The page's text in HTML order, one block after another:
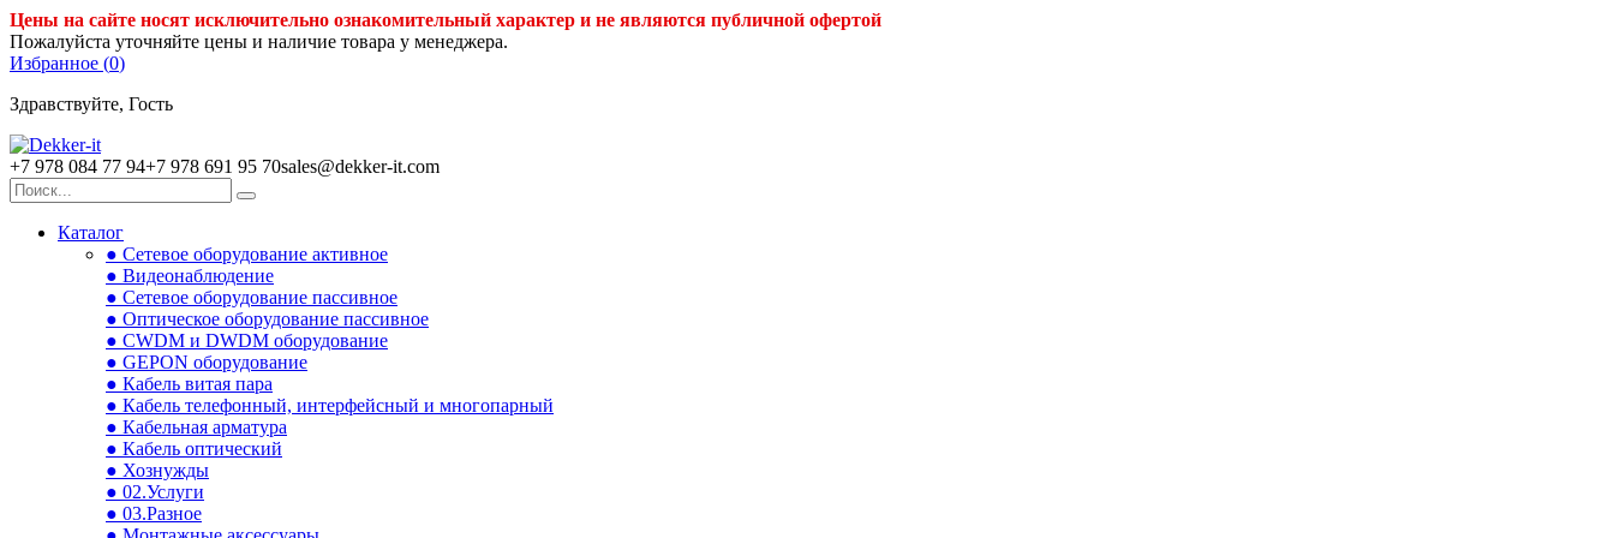
Цены на сайте носят исключительно ознакомительный характер и не являются публичной офертой
Пожалуйста уточняйте цены и наличие товара у менеджера.
Избранное (0)
Здравствуйте, Гость
+7 978 084 77 94+7 978 691 95 70sales@dekker-it.com
Каталог
● Сетевое оборудование активное
● Видеонаблюдение
● Сетевое оборудование пассивное
● Оптическое оборудование пассивное
● CWDM и DWDM оборудование
● GEPON оборудование
● Кабель витая пара
● Кабель телефонный, интерфейсный и многопарный
● Кабельная арматура
● Кабель оптический
● Хознужды
● 02.Услуги
● 03.Разное